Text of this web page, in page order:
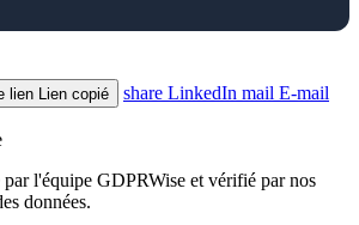
lien Lien copié share LinkedIn mail E-mail
par l'équipe GDPRWise et vérifié par nos
données.